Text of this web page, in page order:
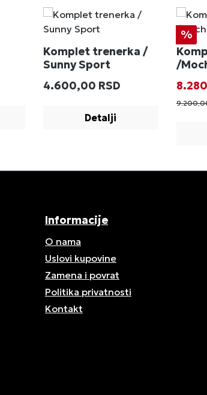
Komplet trenerka /
Sunny Sport
Redovna cena:
4.600,00 RSD
Detalji
%
/
Informacije
O nama
Uslovi kupovine
Zamena i povrat
Politika privatnosti
Kontakt